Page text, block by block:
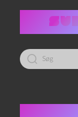
Led
efter: